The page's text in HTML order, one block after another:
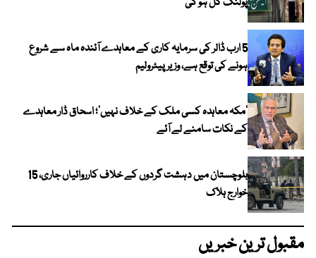
5 ارب ڈالر کی سرمایہ کاری کے معاہدے آئندہ ماہ سے شروع
ہونے کی توقع ہے، وزیر پیٹرولیم
‘مکہ معاہدہ کسی ملک کے خلاف نہیں’؛ اسحاق ڈار معاہدے
کے نکات سامنے لے آئے
بلوچستان میں دہشت گردوں کے خلاف کارروائیاں جاری، 15
خوارج ہلاک
مقبول ترین خبریں